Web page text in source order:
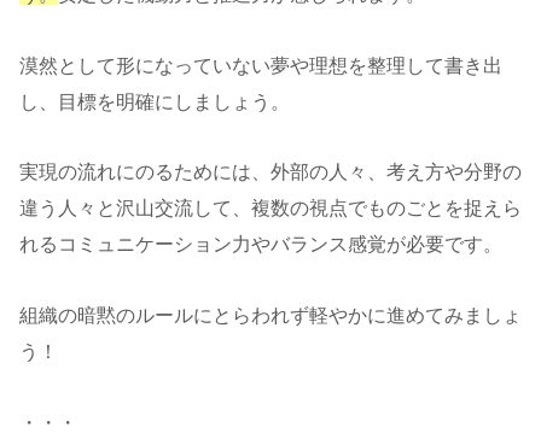
漠然として形になっていない夢や理想を整理して書き出
し、目標を明確にしましょう。
実現の流れにのるためには、外部の人々、考え方や分野の
違う人々と沢山交流して、複数の視点でものごとを捉えら
れるコミュニケーション力やバランス感覚が必要です。
組織の暗黙のルールにとらわれず軽やかに進めてみましょ
う！
・・・